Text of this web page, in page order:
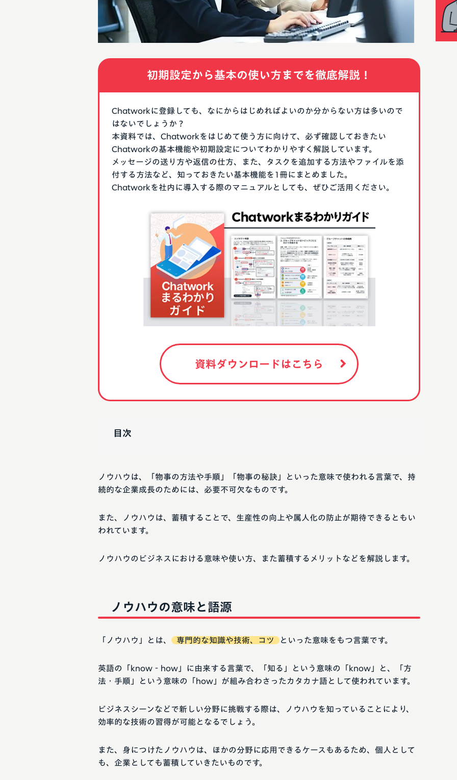
初期設定から基本の使い方までを徹底解説！
Chatworkに登録しても、なにからはじめればよいのか分からない方は多いので
はないでしょうか？
本資料では、Chatworkをはじめて使う方に向けて、必ず確認しておきたい
Chatworkの基本機能や初期設定についてわかりやすく解説しています。
メッセージの送り方や返信の仕方、また、タスクを追加する方法やファイルを添
付する方法など、知っておきたい基本機能を1冊にまとめました。
Chatworkを社内に導入する際のマニュアルとしても、ぜひご活用ください。
資料ダウンロードはこちら
目次
ノウハウは、「物事の方法や手順」「物事の秘訣」といった意味で使われる言葉で、持
続的な企業成長のためには、必要不可欠なものです。
また、ノウハウは、蓄積することで、生産性の向上や属人化の防止が期待できるともい
われています。
ノウハウのビジネスにおける意味や使い方、また蓄積するメリットなどを解説します。
ノウハウの意味と語源
「ノウハウ」とは、 専門的な知識や技術、コツ といった意味をもつ言葉です。
英語の「know‐how」に由来する言葉で、「知る」という意味の「know」と、「方
法・手順」という意味の「how」が組み合わさったカタカナ語として使われています。
ビジネスシーンなどで新しい分野に挑戦する際は、ノウハウを知っていることにより、
効率的な技術の習得が可能となるでしょう。
また、身につけたノウハウは、ほかの分野に応用できるケースもあるため、個人として
も、企業としても蓄積していきたいものです。